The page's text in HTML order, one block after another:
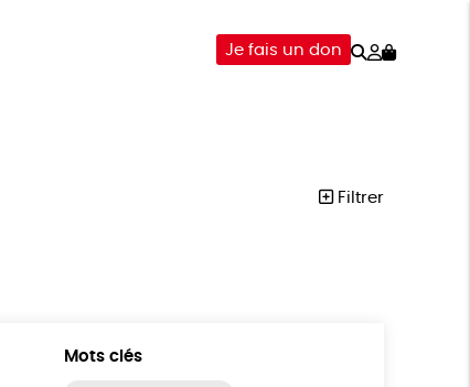
Je fais un don Rechercher
Mon
Filtrer
Mots clés